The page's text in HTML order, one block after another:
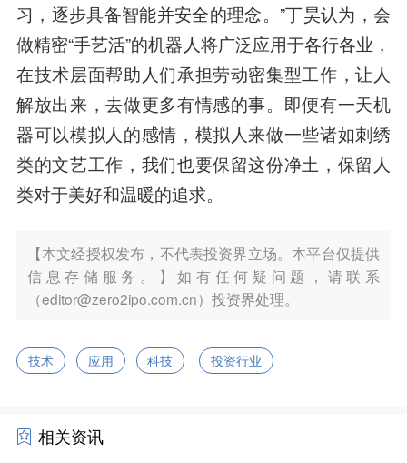
习，逐步具备智能并安全的理念。”丁昊认为，会
做精密“手艺活”的机器人将广泛应用于各行各业，
在技术层面帮助人们承担劳动密集型工作，让人
解放出来，去做更多有情感的事。即便有一天机
器可以模拟人的感情，模拟人来做一些诸如刺绣
类的文艺工作，我们也要保留这份净土，保留人
类对于美好和温暖的追求。
【本文经授权发布，不代表投资界立场。本平台仅提供
信息存储服务。】如有任何疑问题，请联系
（editor@zero2ipo.com.cn）投资界处理。
技术 应用 科技 投资行业
相关资讯